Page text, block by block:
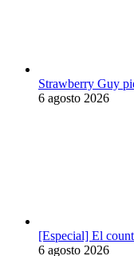
Strawberry Guy
6 agosto 2026
[Especial] El
6 agosto 2026